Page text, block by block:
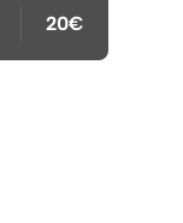
20€